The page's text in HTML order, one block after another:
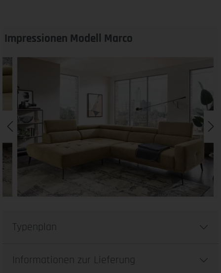
Impressionen Modell Marco
Typenplan
Informationen zur Lieferung